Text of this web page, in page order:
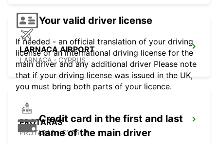
LARNACA AIRPORT
LARNACA - CYPRUS
PROTARAS
PROTARAS - CYPRUS
Your valid driver license
If needed - an official translation of your driving
license or an international driving license for the
main driver and any additional driver Please note
that if your driving license was issued in the UK,
you must bring both parts of your licence.
Credit card in the first and last
name of the main driver